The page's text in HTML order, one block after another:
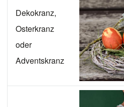
Dekokranz,
Osterkranz
oder
Adventskranz